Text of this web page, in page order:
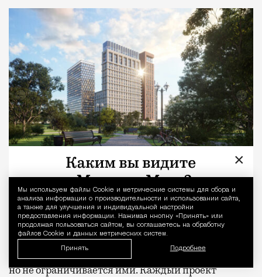
Уведомление
Мы используем файлы Сookie и метрические системы для сбора и
анализа информации о производительности и использовании сайта,
а также для улучшения и индивидуальной настройки
предоставления информации. Нажимая кнопку «Принять» или
продолжая пользоваться сайтом, вы соглашаетесь на обработку
файлов Cookie и данных метрических систем.
Принять Подробнее
Жилой комплекс «МИРА»
Развивая свои проекты рядом с парками и
лесными массивами, девелопер MR учитывает
современные исследования о пользе зеленых зон,
но не ограничивается ими. Каждый проект
×